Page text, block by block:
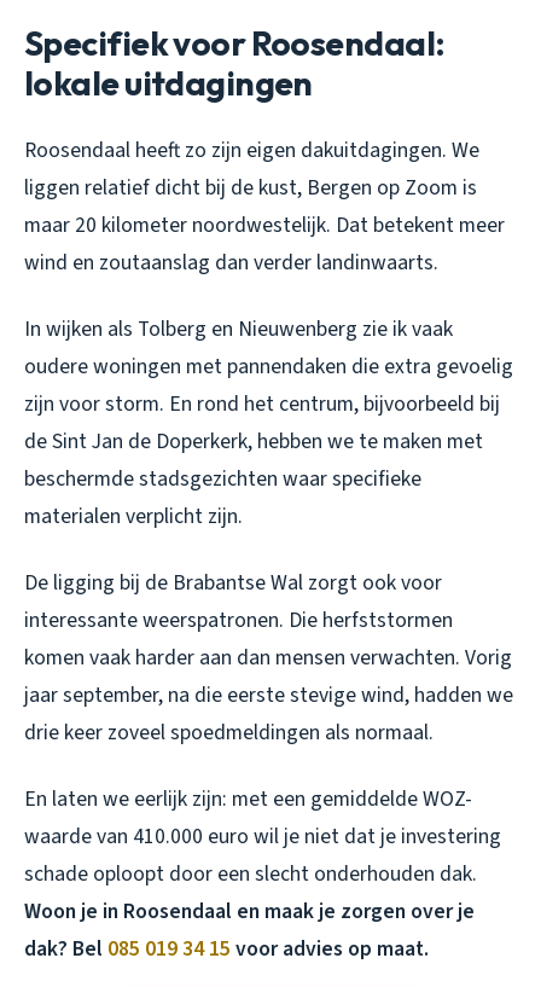
Specifiek voor Roosendaal:
lokale uitdagingen
Roosendaal heeft zo zijn eigen dakuitdagingen. We
liggen relatief dicht bij de kust, Bergen op Zoom is
maar 20 kilometer noordwestelijk. Dat betekent meer
wind en zoutaanslag dan verder landinwaarts.
In wijken als Tolberg en Nieuwenberg zie ik vaak
oudere woningen met pannendaken die extra gevoelig
zijn voor storm. En rond het centrum, bijvoorbeeld bij
de Sint Jan de Doperkerk, hebben we te maken met
beschermde stadsgezichten waar specifieke
materialen verplicht zijn.
De ligging bij de Brabantse Wal zorgt ook voor
interessante weerspatronen. Die herfststormen
komen vaak harder aan dan mensen verwachten. Vorig
jaar september, na die eerste stevige wind, hadden we
drie keer zoveel spoedmeldingen als normaal.
En laten we eerlijk zijn: met een gemiddelde WOZ-
waarde van 410.000 euro wil je niet dat je investering
schade oploopt door een slecht onderhouden dak.
Woon je in Roosendaal en maak je zorgen over je
dak? Bel 085 019 34 15 voor advies op maat.